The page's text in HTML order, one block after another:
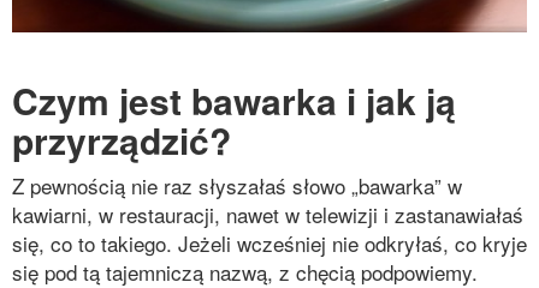
Czym jest bawarka i jak ją
przyrządzić?
Z pewnością nie raz słyszałaś słowo „bawarka” w
kawiarni, w restauracji, nawet w telewizji i zastanawiałaś
się, co to takiego. Jeżeli wcześniej nie odkryłaś, co kryje
się pod tą tajemniczą nazwą, z chęcią podpowiemy.